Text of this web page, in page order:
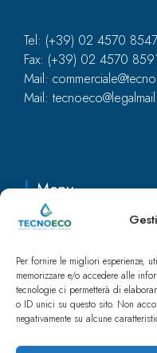
Per fornire le migliori esperienze,
memorizzare e/o accedere alle
tecnologie ci permetterà di
o ID unici su questo sito. Non
negativamente su alcune
Tel: (+39) 02 4570 8547
Fax: (+39) 02 4570
Mail:
Mail:
Menu
Casa
Ufficio
Ristorazione
Industria
Approfondimenti